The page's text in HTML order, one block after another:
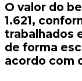
O valor do
1.621,
trabalhados
de forma
acordo com